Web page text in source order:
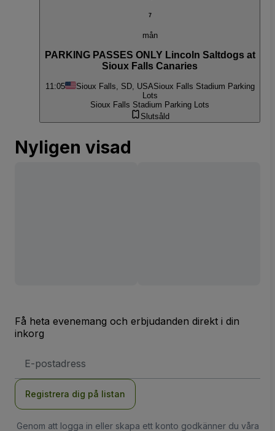
7
mån
PARKING PASSES ONLY Lincoln Saltdogs at
Sioux Falls Canaries
11:05 Sioux Falls, SD, USASioux Falls Stadium Parking
Lots
Sioux Falls Stadium Parking Lots
Slutsåld
Nyligen visad
Få heta evenemang och erbjudanden direkt i din
inkorg
postadress
Registrera dig på listan
Genom att logga in eller skapa ett konto godkänner du våra